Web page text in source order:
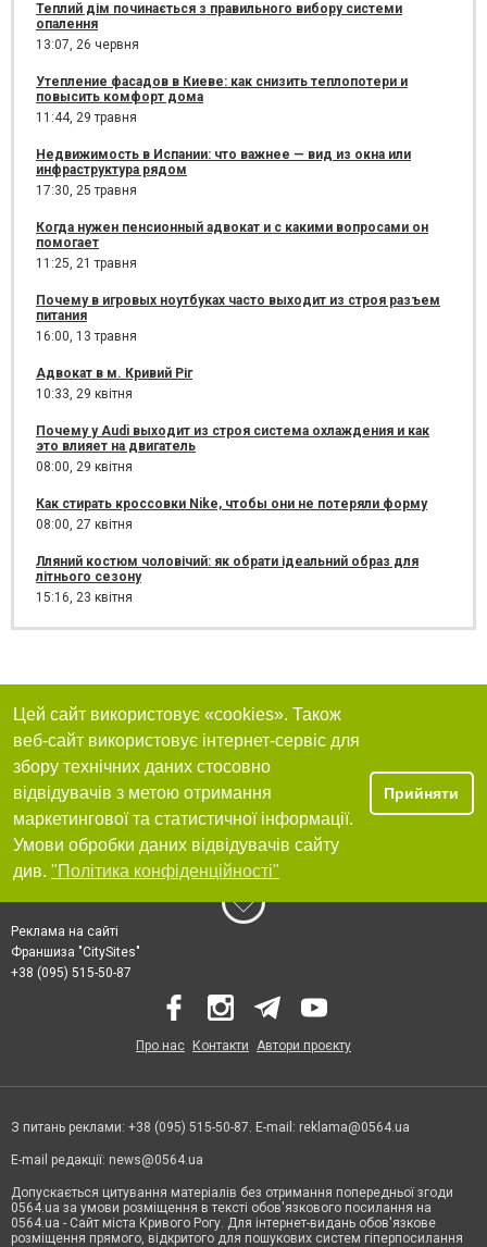
Теплий дім починається з правильного вибору системи
опалення
13:07, 26 червня
Утепление фасадов в Киеве: как снизить теплопотери и
повысить комфорт дома
11:44, 29 травня
Недвижимость в Испании: что важнее — вид из окна или
инфраструктура рядом
17:30, 25 травня
Когда нужен пенсионный адвокат и с какими вопросами он
помогает
11:25, 21 травня
Почему в игровых ноутбуках часто выходит из строя разъем
питания
16:00, 13 травня
Адвокат в м. Кривий Ріг
10:33, 29 квітня
Почему у Audi выходит из строя система охлаждения и как
это влияет на двигатель
08:00, 29 квітня
Как стирать кроссовки Nike, чтобы они не потеряли форму
08:00, 27 квітня
Лляний костюм чоловічий: як обрати ідеальний образ для
літнього сезону
15:16, 23 квітня
Цей сайт використовує «cookies». Також
веб-сайт використовує інтернет-сервіс для
збору технічних даних стосовно
відвідувачів з метою отримання
маркетингової та статистичної інформації.
Умови обробки даних відвідувачів сайту
див. "Політика конфіденційності"
Прийняти
Реклама на сайті
Франшиза "CitySites"
+38 (095) 515-50-87
Про нас Контакти Автори проєкту
З питань реклами: +38 (095) 515-50-87. E-mail: reklama@0564.ua
E-mail редакції: news@0564.ua
Допускається цитування матеріалів без отримання попередньої згоди
0564.ua за умови розміщення в тексті обов'язкового посилання на
0564.ua - Сайт міста Кривого Рогу. Для інтернет-видань обов'язкове
розміщення прямого, відкритого для пошукових систем гіперпосилання